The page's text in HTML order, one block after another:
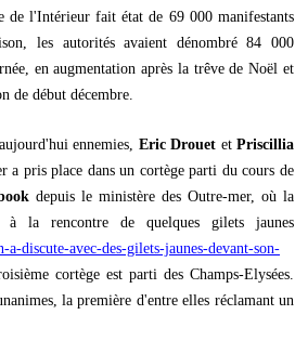
de l'Intérieur fait état de 69 000 manifestants
les autorités avaient dénombré 84 000
en augmentation après la trêve de Noël et
de début décembre.
ennemies, Eric Drouet etPriscillia
a pris place dans un cortège parti du cours de
depuis le ministère des Outre-mer, où la
la rencontre de quelques gilets jaunes
discute-avec-des-gilets-jaunes-devant-son-
cortège est parti des Champs-Elysées.
la première d'entre elles réclamant un